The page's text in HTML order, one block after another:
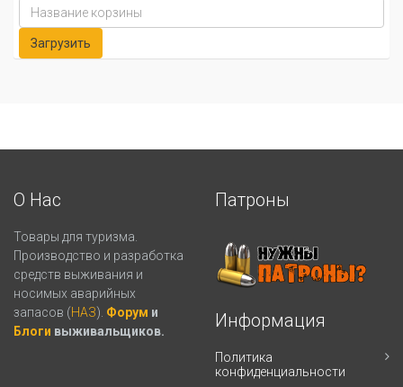
О Нас
Товары для туризма.
Производство и разработка
средств выживания и
носимых аварийных
запасов (НАЗ). Форум и
Блоги выживальщиков.
Патроны
Информация
Политика
конфиденциальности